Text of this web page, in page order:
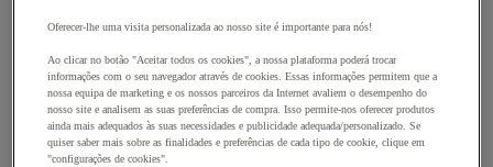
Chave de parafusos e ponta de aparafusamento
Composição de ferramentas
Cortador, tesoura e serra
Lima, folha abrasiva, plaina
Martelo e ferramentas de impacto
Torno de bancada, extrator e grampo
Oferecer-lhe uma visita personalizada ao nosso site é importante para nós!
Ao clicar no botão "Aceitar todos os cookies", a nossa plataforma poderá trocar
informações com o seu navegador através de cookies. Essas informações permitem que a
nossa equipa de marketing e os nossos parceiros da Internet avaliem o desempenho do
nosso site e analisem as suas preferências de compra. Isso permite-nos oferecer produtos
ainda mais adequados às suas necessidades e publicidade adequada/personalizado. Se
quiser saber mais sobre as finalidades e preferências de cada tipo de cookie, clique em
"configurações de cookies".